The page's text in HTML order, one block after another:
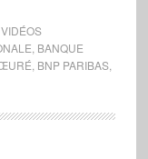
VIDÉOS
BANQUE
BNP PARIBAS,